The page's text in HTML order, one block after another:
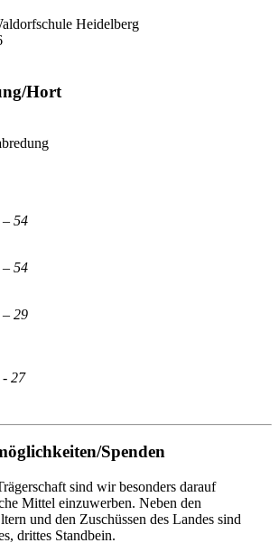
Heidelberg
Hort
– 54
– 54
– 29
- 27
Spenden
sind wir besonders darauf
Mittel einzuwerben. Neben den
und den Zuschüssen des Landes sind
drittes Standbein.